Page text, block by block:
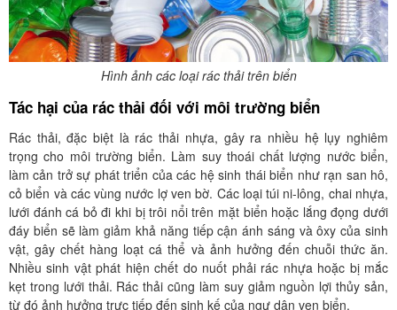
Hình ảnh các loại rác thải trên biển
Tác hại của rác thải đối với môi trường biển
Rác thải, đặc biệt là rác thải nhựa, gây ra nhiều hệ lụy nghiêm
trọng cho môi trường biển. Làm suy thoái chất lượng nước biển,
làm cản trở sự phát triển của các hệ sinh thái biển như rạn san hô,
cỏ biển và các vùng nước lợ ven bờ. Các loại túi ni-lông, chai nhựa,
lưới đánh cá bỏ đi khi bị trôi nổi trên mặt biển hoặc lắng đọng dưới
đáy biển sẽ làm giảm khả năng tiếp cận ánh sáng và ôxy của sinh
vật, gây chết hàng loạt cá thể và ảnh hưởng đến chuỗi thức ăn.
Nhiều sinh vật phát hiện chết do nuốt phải rác nhựa hoặc bị mắc
kẹt trong lưới thải. Rác thải cũng làm suy giảm nguồn lợi thủy sản,
từ đó ảnh hưởng trực tiếp đến sinh kế của ngư dân ven biển.